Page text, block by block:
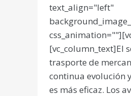
text_align="left"
[vc_column_text]El
trasporte de
continua evolución
es más eficaz. Los